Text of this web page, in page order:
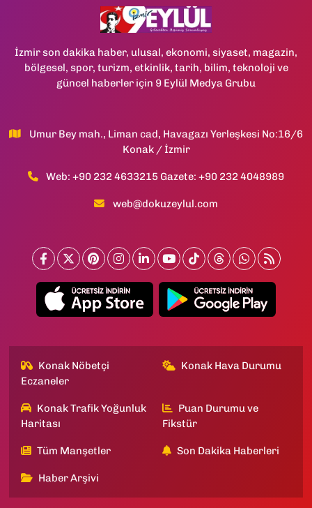
İzmir son dakika haber, ulusal, ekonomi, siyaset, magazin,
bölgesel, spor, turizm, etkinlik, tarih, bilim, teknoloji ve
güncel haberler için 9 Eylül Medya Grubu
Umur Bey mah., Liman cad, Havagazı Yerleşkesi No:16/6
Konak / İzmir
Web: +90 232 4633215 Gazete: +90 232 4048989
web@dokuzeylul.com
Konak Nöbetçi
Eczaneler
Konak Hava Durumu
Konak Trafik Yoğunluk
Haritası
Puan Durumu ve
Fikstür
Tüm Manşetler Son Dakika Haberleri
Haber Arşivi